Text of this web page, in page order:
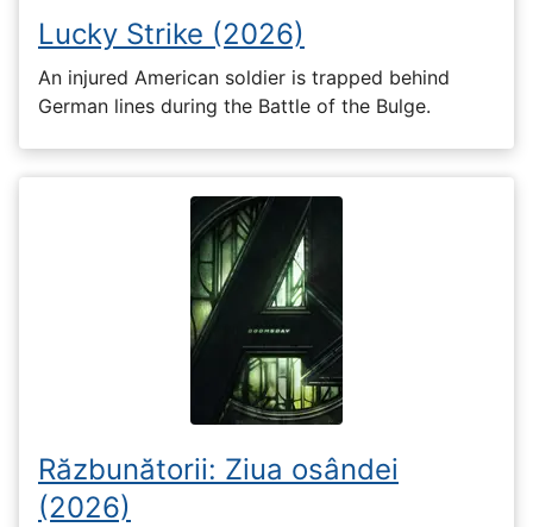
Lucky Strike (2026)
An injured American soldier is trapped behind
German lines during the Battle of the Bulge.
Răzbunătorii: Ziua osândei
(2026)